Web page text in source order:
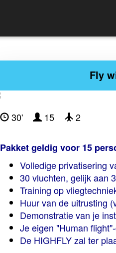
Fly
30' 15 2
Pakket geldig voor 15
Volledige privatisering
30 vluchten, gelijk aan
Training op
Huur van de uitrusting
Demonstratie van je
Je eigen "Human
De HIGHFLY zal ter